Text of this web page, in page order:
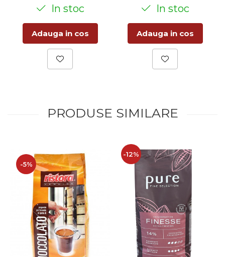
In stoc
Adauga in cos
In stoc
Adauga in cos
PRODUSE SIMILARE
-5%
-12%